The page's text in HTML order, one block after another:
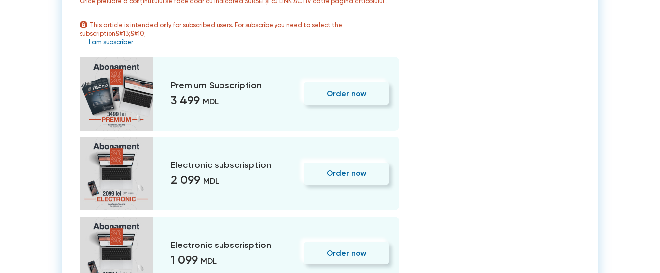
This article is intended only for subscribed users. For subscribe you need to select the
subscription&#13;&#10;
I am subscriber
Premium Subscription
3 499 MDL
Order now
Electronic subscrisption
2 099 MDL
Order now
Electronic subscrisption
1 099 MDL
Order now